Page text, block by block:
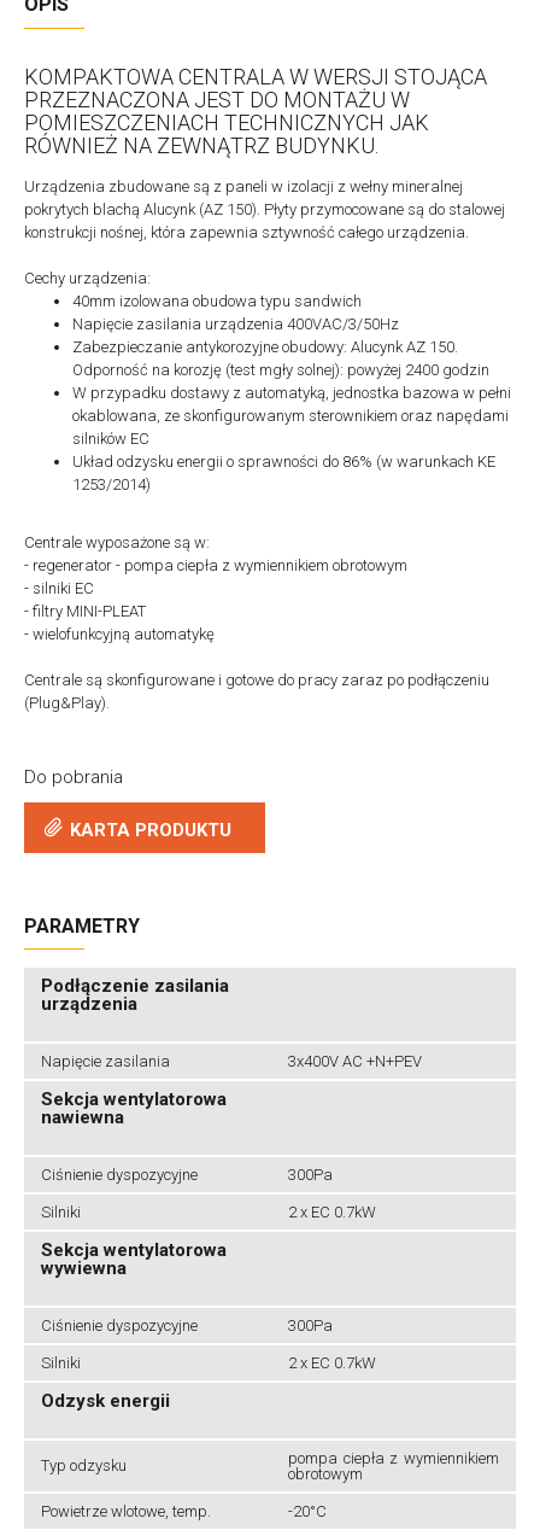
KOMPAKTOWA CENTRALA W WERSJI STOJĄCA
PRZEZNACZONA JEST DO MONTAŻU W
POMIESZCZENIACH TECHNICZNYCH JAK
RÓWNIEŻ NA ZEWNĄTRZ BUDYNKU.
Urządzenia zbudowane są z paneli w izolacji z wełny mineralnej
pokrytych blachą Alucynk (AZ 150). Płyty przymocowane są do stalowej
konstrukcji nośnej, która zapewnia sztywność całego urządzenia.
Cechy urządzenia:
40mm izolowana obudowa typu sandwich
Napięcie zasilania urządzenia 400VAC/3/50Hz
Zabezpieczanie antykorozyjne obudowy: Alucynk AZ 150.
Odporność na korozję (test mgły solnej): powyżej 2400 godzin
W przypadku dostawy z automatyką, jednostka bazowa w pełni
okablowana, ze skonfigurowanym sterownikiem oraz napędami
silników EC
Układ odzysku energii o sprawności do 86% (w warunkach KE
1253/2014)
Centrale wyposażone są w:
- regenerator - pompa ciepła z wymiennikiem obrotowym
- silniki EC
- filtry MINI-PLEAT
- wielofunkcyjną automatykę
Centrale są skonfigurowane i gotowe do pracy zaraz po podłączeniu
(Plug&Play).
Do pobrania
KARTA PRODUKTU
PARAMETRY
Podłączenie zasilania
urządzenia
Napięcie zasilania 3x400V AC +N+PEV
Sekcja wentylatorowa
nawiewna
Ciśnienie dyspozycyjne 300Pa
Silniki 2 x EC 0.7kW
Sekcja wentylatorowa
wywiewna
Ciśnienie dyspozycyjne 300Pa
Silniki 2 x EC 0.7kW
Odzysk energii
Typ odzysku
pompa ciepła z wymiennikiem
obrotowym
Powietrze wlotowe, temp. -20°C